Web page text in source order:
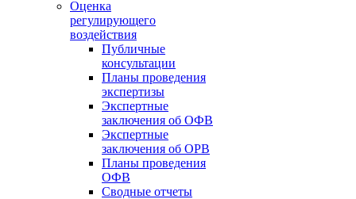
Оценка
регулирующего
воздействия
Публичные
консультации
Планы проведения
экспертизы
Экспертные
заключения об ОФВ
Экспертные
заключения об ОРВ
Планы проведения
ОФВ
Сводные отчеты